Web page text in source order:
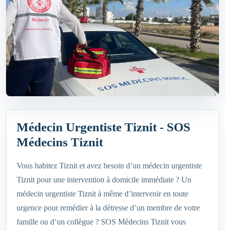
Médecin Urgentiste Tiznit - SOS
Médecins Tiznit
Vous habitez Tiznit et avez besoin d’un médecin urgentiste
Tiznit pour une intervention à domicile immédiate ? Un
médecin urgentiste Tiznit à même d’intervenir en toute
urgence pour remédier à la détresse d’un membre de votre
famille ou d’un collègue ? SOS Médecins Tiznit vous